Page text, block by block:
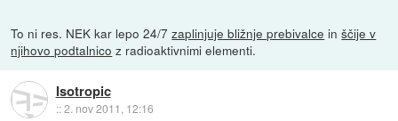
To ni res. NEK kar lepo 24/7zaplinjuje bližnje prebivalce inščije v
njihovo podtalnico z radioaktivnimi elementi.
Isotropic
::2. nov 2011, 12:16